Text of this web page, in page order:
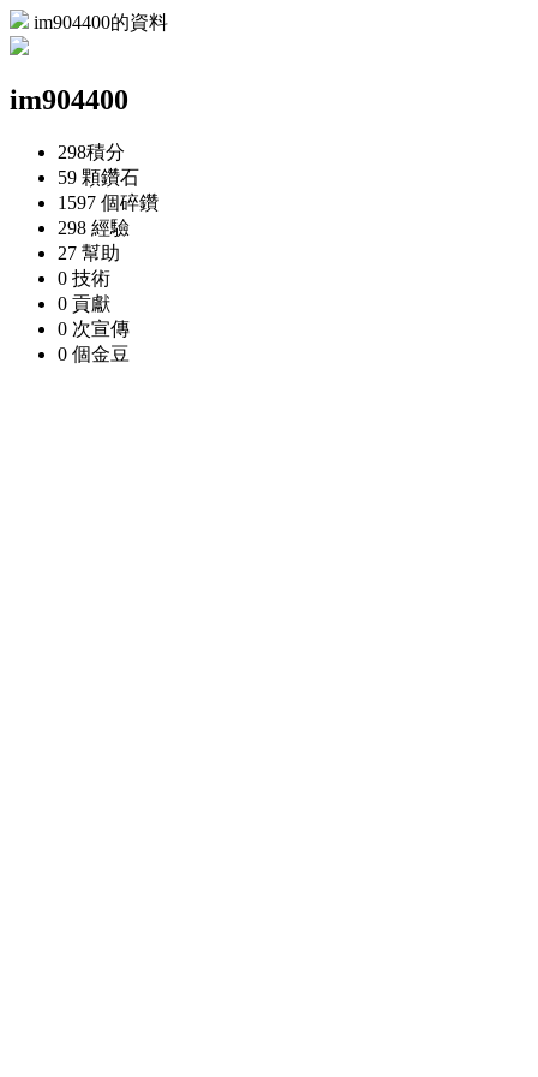
im904400的資料
im904400
298積分
59 顆鑽石
1597 個碎鑽
298 經驗
27 幫助
0 技術
0 貢獻
0 次宣傳
0 個金豆